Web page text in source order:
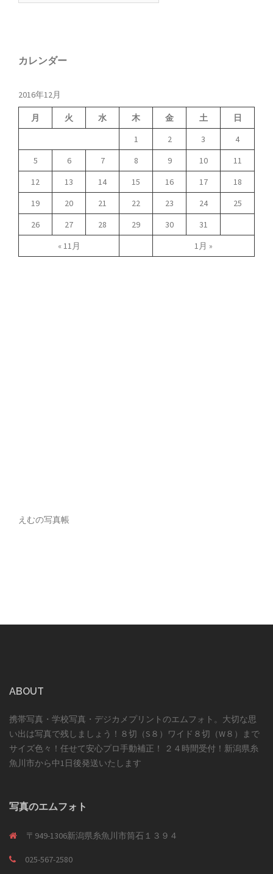
カレンダー
2016年12月
月 火 水 木 金 土 日
« 11月 1月 »
1 2 3
4
5
6 7 8 9 10
11
12
13 14 15 16 17
18
19
20 21 22 23 24
25
26
27 28 29 30 31
えむの写真帳
ABOUT
携帯写真・学校写真・デジカメプリントのエムフォト。大切な思
い出は写真で残しましょう！８切（S８）ワイド８切（W８）まで
サイズ色々！任せて安心プロ手動補正！ ２４時間受付！新潟県糸
魚川市から中1日後発送いたします
写真のエムフォト
〒949-1306新潟県糸魚川市筒石１３９４
025-567-2580